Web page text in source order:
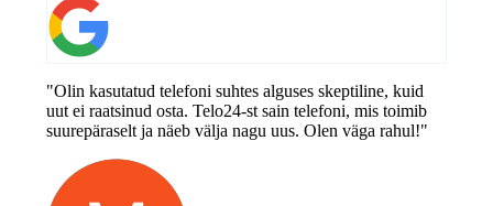
"Olin kasutatud telefoni suhtes alguses skeptiline, kuid
uut ei raatsinud osta. Telo24-st sain telefoni, mis toimib
suurepäraselt ja näeb välja nagu uus. Olen väga rahul!"